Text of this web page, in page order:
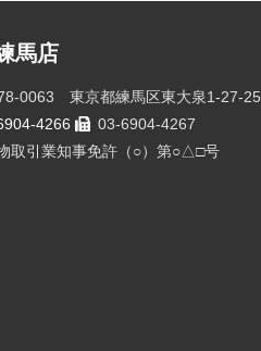
馬店
0063 東京都練馬区東大泉1-27-25
4266
03-6904-4267
取引業知事免許（○）第○△□号